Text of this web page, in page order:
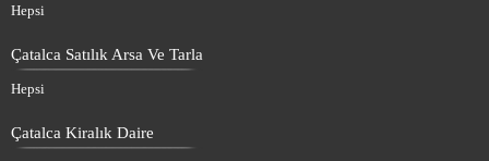
Hepsi
Çatalca Satılık Arsa Ve Tarla
Hepsi
Çatalca Kiralık Daire